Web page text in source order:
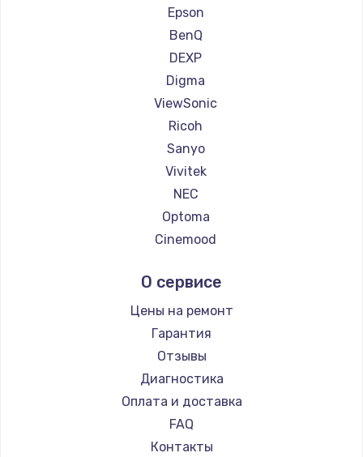
Ремонт проекторов HITACHI
Ремонт проекторов Panasonic
Ремонт проекторов Hisense
Epson
BenQ
DEXP
Digma
ViewSonic
Ricoh
Sanyo
Vivitek
NEC
Optoma
Cinemood
Barco
Xgimi
Canon
JVC
Casio
Hiper
HITACHI
Panasonic
О сервисе
Цены на ремонт
Гарантия
Отзывы
Диагностика
Оплата и доставка
FAQ
Контакты